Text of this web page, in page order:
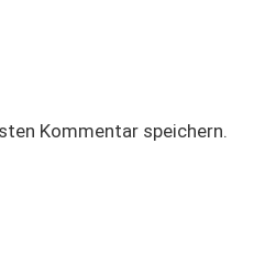
Kommentar speichern.